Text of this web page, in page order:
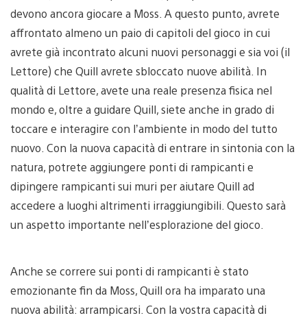
devono ancora giocare a Moss. A questo punto, avrete
affrontato almeno un paio di capitoli del gioco in cui
avrete già incontrato alcuni nuovi personaggi e sia voi (il
Lettore) che Quill avrete sbloccato nuove abilità. In
qualità di Lettore, avete una reale presenza fisica nel
mondo e, oltre a guidare Quill, siete anche in grado di
toccare e interagire con l’ambiente in modo del tutto
nuovo. Con la nuova capacità di entrare in sintonia con la
natura, potrete aggiungere ponti di rampicanti e
dipingere rampicanti sui muri per aiutare Quill ad
accedere a luoghi altrimenti irraggiungibili. Questo sarà
un aspetto importante nell’esplorazione del gioco.
Anche se correre sui ponti di rampicanti è stato
emozionante fin da Moss, Quill ora ha imparato una
nuova abilità: arrampicarsi. Con la vostra capacità di